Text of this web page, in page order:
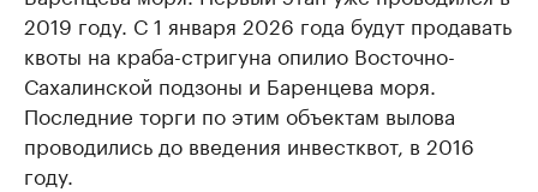
2019 году. С 1 января 2026 года будут продавать
квоты на краба-стригуна опилио Восточно-
Сахалинской подзоны и Баренцева моря.
Последние торги по этим объектам вылова
проводились до введения инвестквот, в 2016
году.